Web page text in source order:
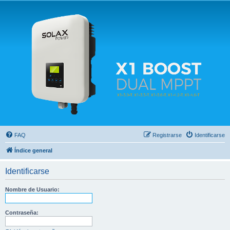
Solax FAQ
Lugar para intercambiar dudas sobre inversores solares Solax y temas relacionados.
FAQ Identificarse
Registrarse
Índice general
Identificarse
Nombre de Usuario:
Contraseña: